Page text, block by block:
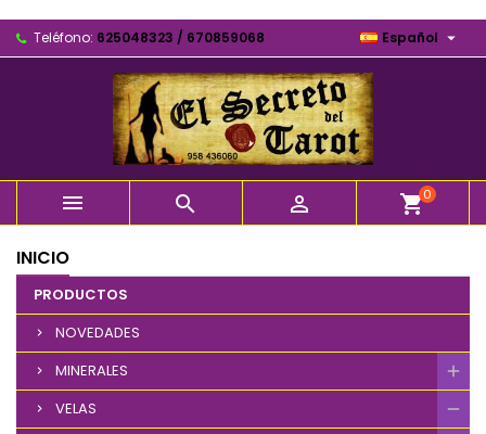
Teléfono: 625048323 / 670859068 Español 
   shopping_cart0
INICIO
PRODUCTOS
NOVEDADES
MINERALES
VELAS